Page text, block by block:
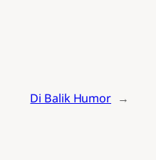
Di Balik Humor →